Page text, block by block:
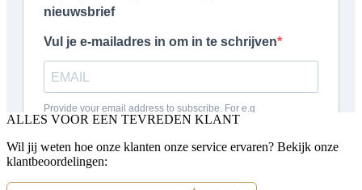
ALLES VOOR EEN TEVREDEN KLANT
Wil jij weten hoe onze klanten onze service ervaren? Bekijk onze
klantbeoordelingen: